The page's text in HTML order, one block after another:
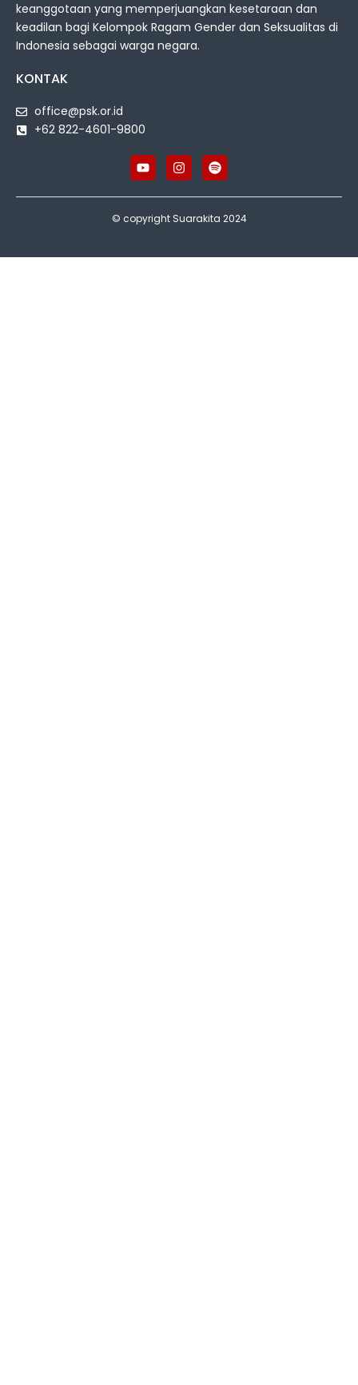
keanggotaan yang memperjuangkan kesetaraan dan
keadilan bagi Kelompok Ragam Gender dan Seksualitas di
Indonesia sebagai warga negara.
KONTAK
office@psk.or.id
+62 822-4601-9800
© copyright Suarakita 2024